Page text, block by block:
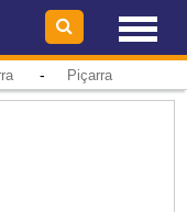
- Piçarra